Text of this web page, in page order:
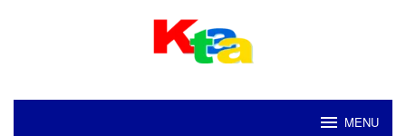
MENU